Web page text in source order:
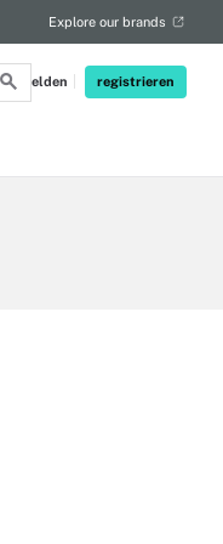
Anmelden registrieren
Explore our brands